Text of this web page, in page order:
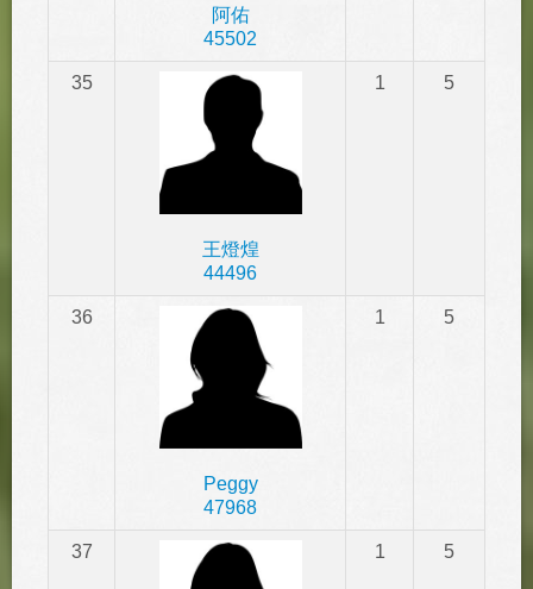
阿佑
45502
35
王燈煌
44496
1 5
36
Peggy
47968
1 5
37 1 5